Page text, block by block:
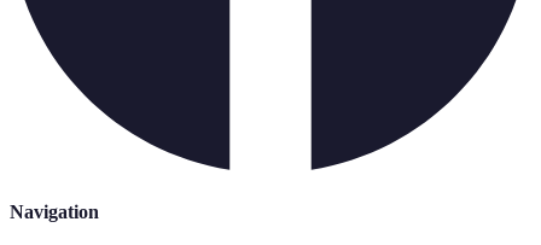
Navigation